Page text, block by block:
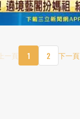
上一頁 1 2 下一頁